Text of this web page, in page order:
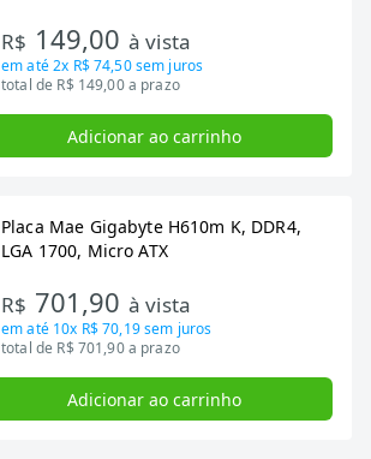
R$ 149,00 à vista
em até2x R$ 74,50sem juros
total de R$ 149,00 a prazo
Adicionar ao carrinho
Placa Mae Gigabyte H610m K, DDR4,
LGA 1700, Micro ATX
R$ 701,90 à vista
em até 10x R$ 70,19sem juros
total de R$ 701,90 a prazo
Adicionar ao carrinho